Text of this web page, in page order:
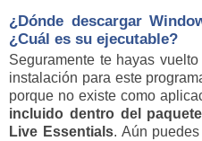
¿Dónde descargar
¿Cuál es su ejecutable?
Seguramente te hayas
instalación para este
porque no existe como
incluido dentro del
Live Essentials. Aún